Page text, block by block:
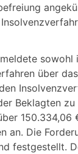
sowohl
über
Beklagten zu
150.334,06
an. Die
festgestellt.